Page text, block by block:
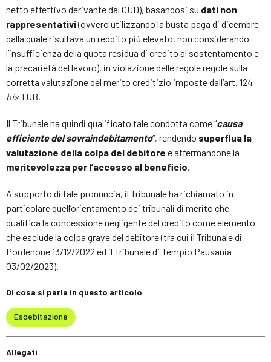
netto effettivo derivante dal CUD), basandosi su dati non
rappresentativi(ovvero utilizzando la busta paga di dicembre
dalla quale risultava un reddito più elevato, non considerando
l’insufficienza della quota residua di credito al sostentamento e
la precarietà del lavoro), in violazione delle regole regole sulla
corretta valutazione del merito creditizio imposte dall’art. 124
bisTUB.
Il Tribunale ha quindi qualificato tale condotta come “causa
efficiente del sovraindebitamento“, rendendo superflua la
valutazione della colpa del debitore e affermandone la
meritevolezza per l’accesso al beneficio.
A supporto di tale pronuncia, il Tribunale ha richiamato in
particolare quell’orientamento dei tribunali di merito che
qualifica la concessione negligente del credito come elemento
che esclude la colpa grave del debitore (tra cui il Tribunale di
Pordenone 13/12/2022 ed il Tribunale di Tempio Pausania
03/02/2023).
Di cosa si parla in questo articolo
Esdebitazione
Allegati